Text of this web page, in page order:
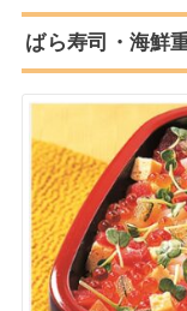
ばら寿司・海鮮